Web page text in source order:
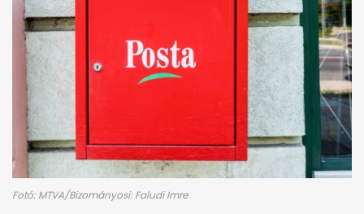
Fotó: MTVA/Bizományosi: Faludi Imre